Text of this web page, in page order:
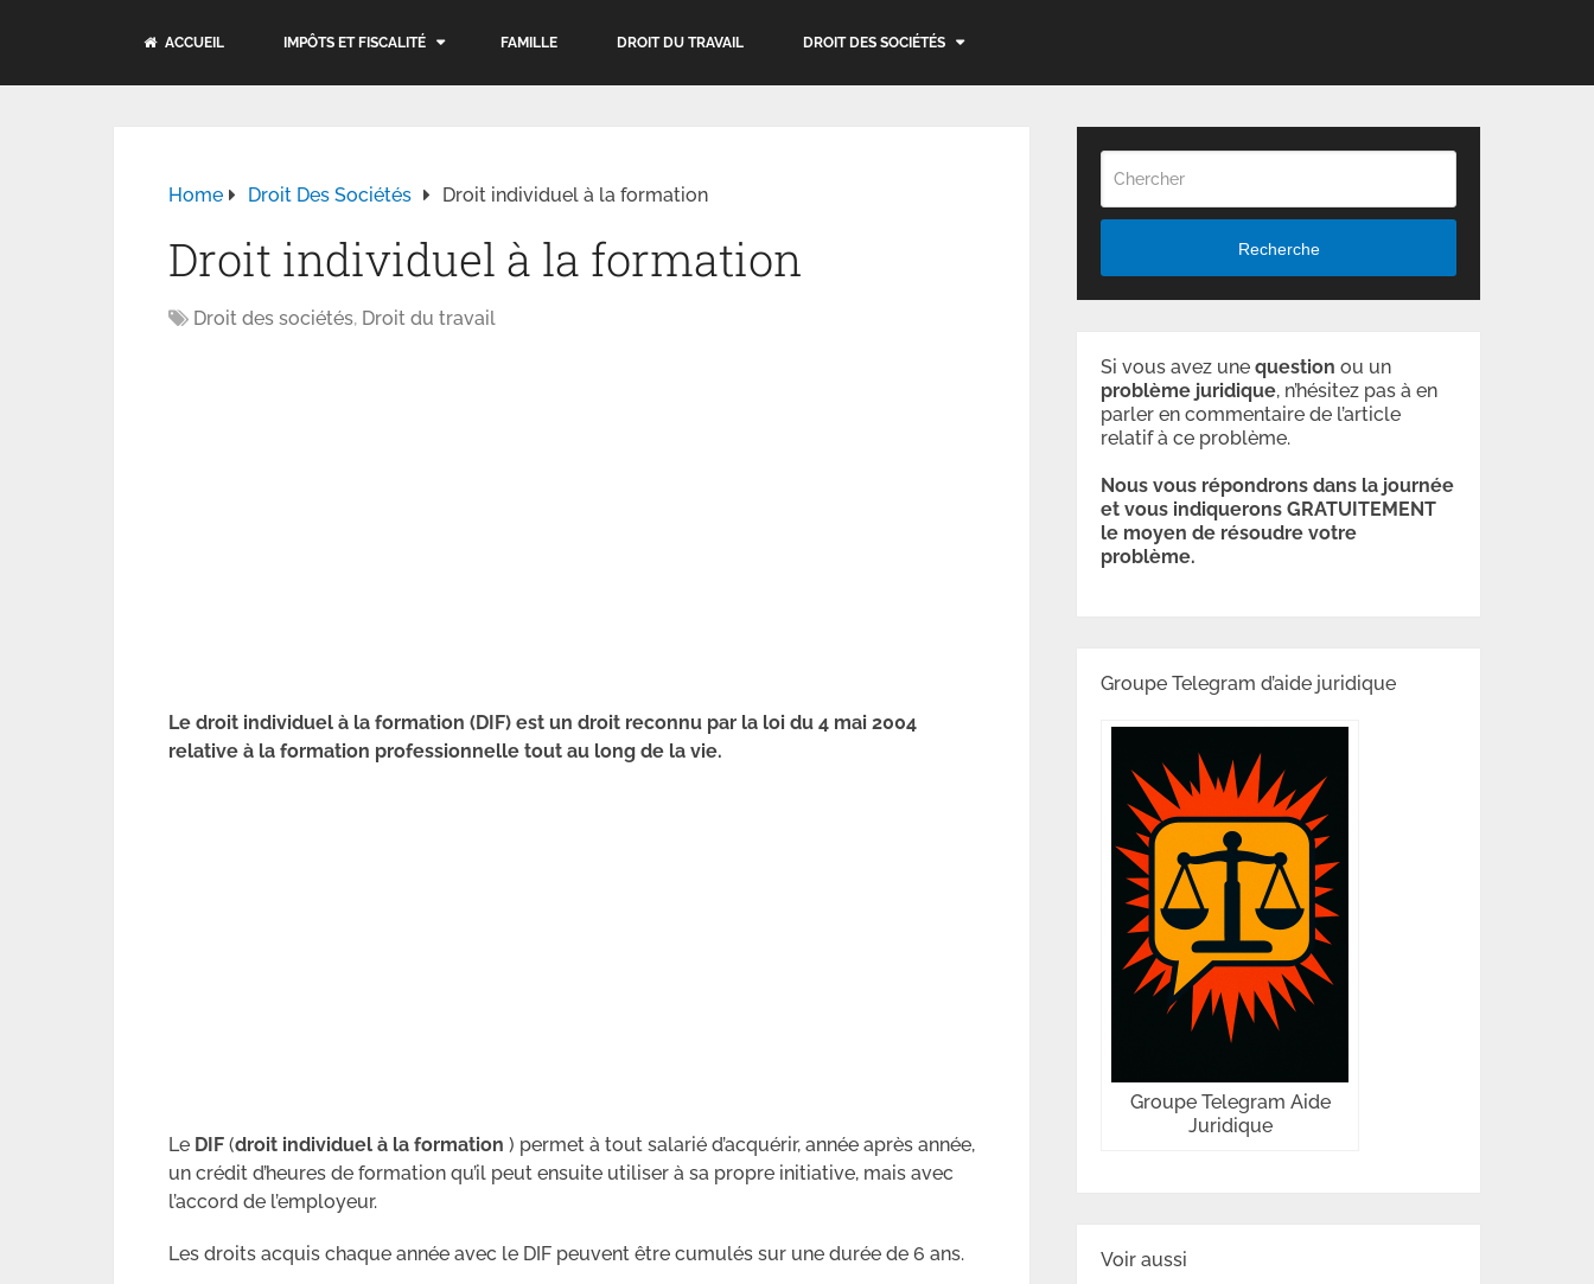
ACCUEIL IMPÔTS ET FISCALITÉ FAMILLE DROIT DU TRAVAIL DROIT DES SOCIÉTÉS
Home Droit Des Sociétés Droit individuel à la formation
Droit individuel à la formation
Droit des sociétés, Droit du travail
Le droit individuel à la formation (DIF) est un droit reconnu par la loi du 4 mai 2004
relative à la formation professionnelle tout au long de la vie.
Le DIF (droit individuel à la formation ) permet à tout salarié d’acquérir, année après année,
un crédit d’heures de formation qu’il peut ensuite utiliser à sa propre initiative, mais avec
l’accord de l’employeur.
Les droits acquis chaque année avec le DIF peuvent être cumulés sur une durée de 6 ans.
Recherche
Si vous avez unequestion ou un
problème juridique, n’hésitez pas à en
parler en commentaire de l’article
relatif à ce problème.
Nous vous répondrons dans la journée
et vous indiquerons GRATUITEMENT
le moyen de résoudre votre
problème.
Groupe Telegram d’aide juridique
Groupe Telegram Aide
Juridique
Voir aussi